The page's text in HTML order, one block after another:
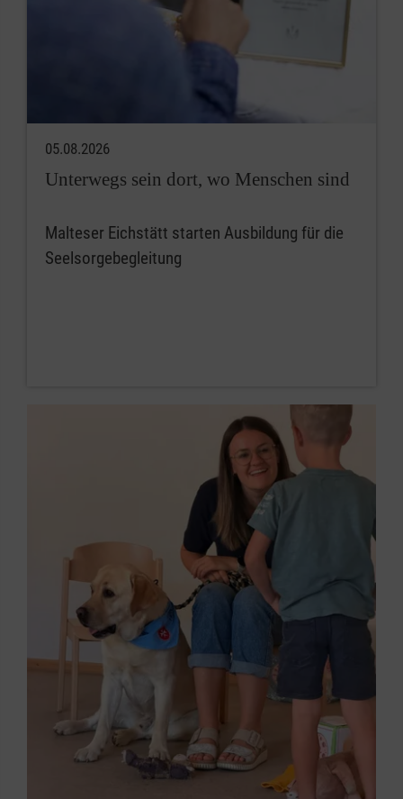
05.08.2026
Unterwegs sein dort, wo Menschen sind
Malteser Eichstätt starten Ausbildung für die
Seelsorgebegleitung